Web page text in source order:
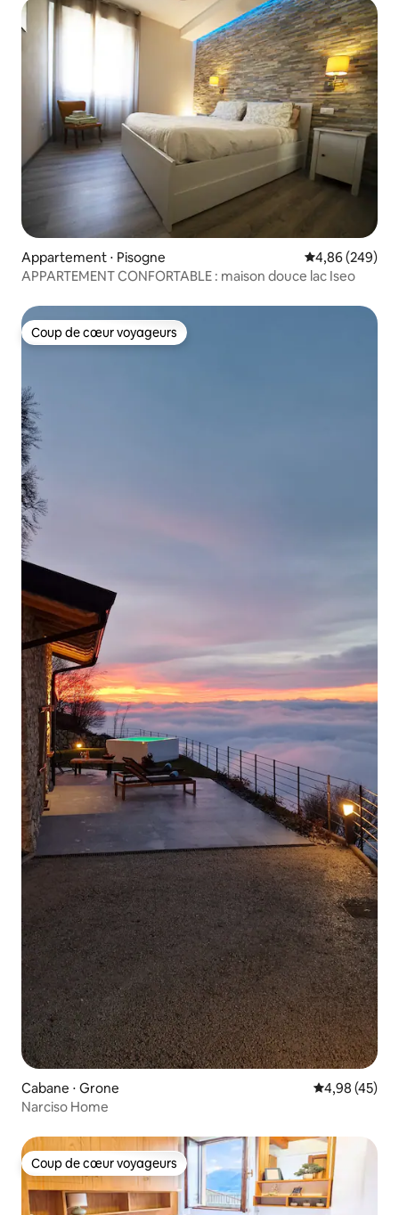
Appartement ⋅ Pisogne Évaluation
4,86 (249)
APPARTEMENT CONFORTABLE : maison douce lac Iseo
Coup de cœur voyageurs
Coup de cœur voyageurs
Cabane ⋅ Grone Évaluation
4,98 (45)
Narciso Home
Coup de cœur voyageurs
Coup de cœur voyageurs